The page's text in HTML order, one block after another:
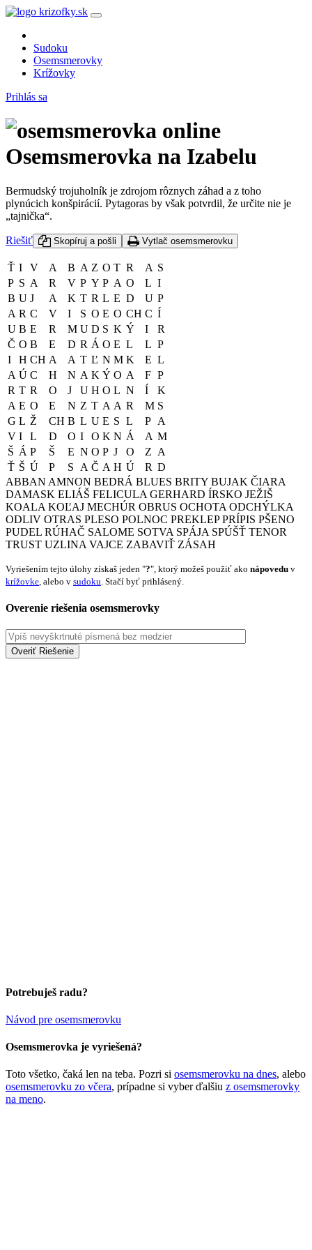
Sudoku
Osemsmerovky
Krížovky
Prihlás sa
Osemsmerovka na Izabelu
Bermudský trojuholník je zdrojom rôznych záhad a z toho
plynúcich konšpirácií. Pytagoras by však potvrdil, že určite nie je
„tajnička“.
Riešiť Skopíruj a pošli Vytlač osemsmerovku
Ť I V A B A Z O T R A S
P S A R V P Y P A O L I
B U J A K T R L E D U P
A R C V I S O E O CH C Í
U B E R M U D S K Ý I
R
Č O B E D R Á O E L L P
I
H CH A A T Ľ N M K E L
A Ú C H N A K Ý O A F P
R T R O J U H O L N Í
K
A E O E N Z T A A R M S
G L Ž CH B L U E S L P A
V I L D O I O K N Á A M
Š Á P Š E N O P J O Z A
Ť Š Ú P S A Č A H Ú R D
ABBAN AMNON BEDRÁ BLUES BRITY BUJAK ČIARA
DAMASK ELIÁŠ FELICULA GERHARD ÍRSKO JEŽIŠ
KOALA KOĽAJ MECHÚR OBRUS OCHOTA ODCHÝLKA
ODLIV OTRAS PLESO POLNOC PREKLEP PRÍPIS PŠENO
PUDEL RÚHAČ SALOME SOTVA SPÁJA SPÚŠŤ TENOR
TRUST UZLINA VAJCE ZABAVIŤ ZÁSAH
Vyriešením tejto úlohy získaš jeden "?", ktorý možeš použiť ako nápovedu v
krížovke , alebo v sudoku . Stačí byť prihlásený.
Overenie riešenia osemsmerovky
Potrebuješ radu?
Návod pre osemsmerovku
Osemsmerovka je vyriešená?
Toto všetko, čaká len na teba. Pozri si osemsmerovku na dnes, alebo
osemsmerovku zo včera, prípadne si vyber ďalšiu z osemsmerovky
na meno.